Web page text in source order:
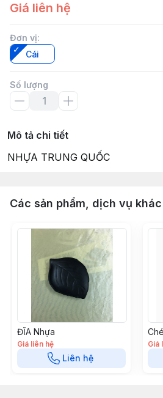
Giá liên hệ
Đơn vị:
Cái
Số lượng
Mô tả chi tiết
NHỰA TRUNG QUỐC
Các sản phẩm, dịch vụ khác
ĐĨA Nhựa
Giá liên hệ
Liên hệ
Giá